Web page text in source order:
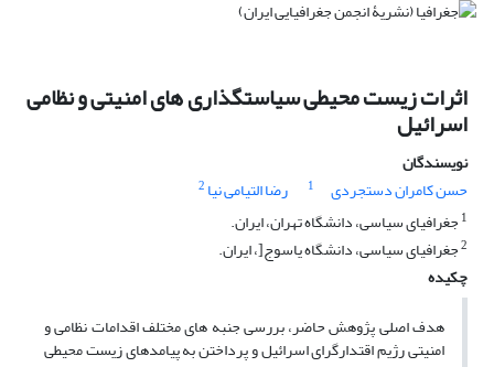
اثرات زیست محیطی سیاستگذاری های امنیتی و نظامی
اسرائیل
نویسندگان
حسن کامران دستجردی
1 رضا التیامی نیا 2
1 جغرافیای سیاسی، دانشگاه تهران، ایران.
2جغرافیای سیاسی، دانشگاه یاسوج[، ایران.
چکیده
هدف اصلی پژوهش حاضر، بررسی جنبه های مختلف اقدامات نظامی و
امنیتی رژیم اقتدارگرای اسرائیل و پرداختن به پیامدهای زیست محیطی